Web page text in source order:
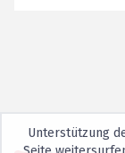
Unterstützung